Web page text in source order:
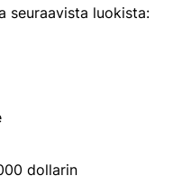
seuraavista luokista:
dollarin